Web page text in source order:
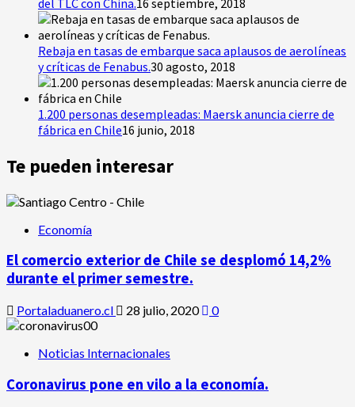
Rebaja en tasas de embarque saca aplausos de aerolíneas
y críticas de Fenabus.30 agosto, 2018
1.200 personas desempleadas: Maersk anuncia cierre de
fábrica en Chile16 junio, 2018
Te pueden interesar
Economía
El comercio exterior de Chile se desplomó 14,2%
durante el primer semestre.
Portaladuanero.cl 28 julio, 2020 0
Noticias Internacionales
Coronavirus pone en vilo a la economía.